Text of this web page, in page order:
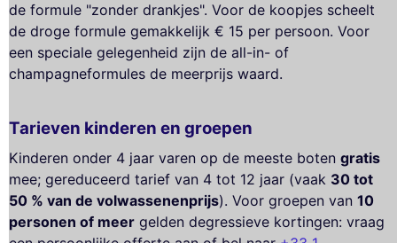
de formule "zonder drankjes". Voor de koopjes scheelt
de droge formule gemakkelijk € 15 per persoon. Voor
een speciale gelegenheid zijn de all-in- of
champagneformules de meerprijs waard.
Tarieven kinderen en groepen
Kinderen onder 4 jaar varen op de meeste boten gratis
mee; gereduceerd tarief van 4 tot 12 jaar (vaak 30 tot
50 % van de volwassenenprijs). Voor groepen van 10
personen of meer gelden degressieve kortingen: vraag